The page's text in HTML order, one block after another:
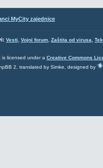
MyCity zajednice
Vesti, Vojni forum, Zaštita od virusa,
is licensed under a Creative Commons
2, translated by Simke, designed by